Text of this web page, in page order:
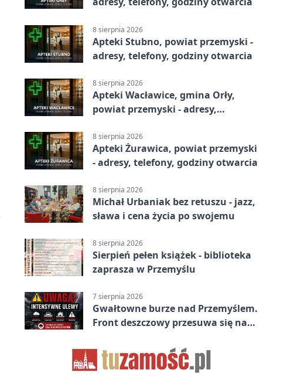
8 sierpnia 2026
Apteki Stubno, powiat przemyski -
adresy, telefony, godziny otwarcia
8 sierpnia 2026
Apteki Wacławice, gmina Orły,
powiat przemyski - adresy,
8 sierpnia 2026
Apteki Żurawica, powiat przemyski
- adresy, telefony, godziny otwarcia
8 sierpnia 2026
Michał Urbaniak bez retuszu - jazz,
sława i cena życia po swojemu
8 sierpnia 2026
Sierpień pełen książek - biblioteka
zaprasza w Przemyślu
7 sierpnia 2026
Gwałtowne burze nad Przemyślem.
Front deszczowy przesuwa się na